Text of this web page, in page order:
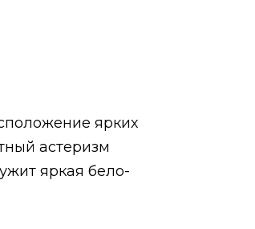
ярких
астеризм
яркая бело-